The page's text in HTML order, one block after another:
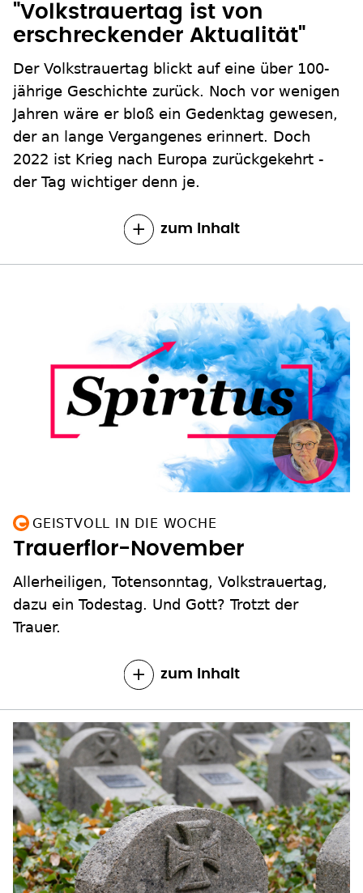
"Volkstrauertag ist von
erschreckender Aktualität"
Der Volkstrauertag blickt auf eine über 100-
jährige Geschichte zurück. Noch vor wenigen
Jahren wäre er bloß ein Gedenktag gewesen,
der an lange Vergangenes erinnert. Doch
2022 ist Krieg nach Europa zurückgekehrt -
der Tag wichtiger denn je.
zum Inhalt
GEISTVOLL IN DIE WOCHE
Trauerflor-November
Allerheiligen, Totensonntag, Volkstrauertag,
dazu ein Todestag. Und Gott? Trotzt der
Trauer.
zum Inhalt